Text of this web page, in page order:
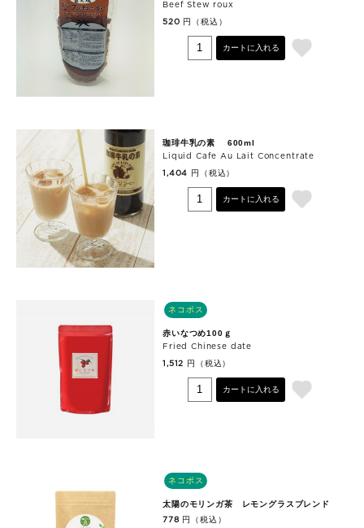
Beef Stew roux
520 円（税込）
カートに入れる
珈琲牛乳の素 600ml
Liquid Cafe Au Lait Concentrate
1,404 円（税込）
カートに入れる
ネコポス
赤いなつめ100ｇ
Fried Chinese date
1,512 円（税込）
カートに入れる
ネコポス
太陽のモリンガ茶 レモングラスブレンド
778 円（税込）